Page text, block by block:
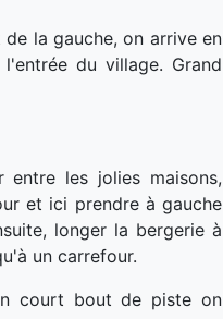
la gauche, on arrive en
du village. Grand
entre les jolies maisons,
et ici prendre à gauche
longer la bergerie à
un carrefour.
court bout de piste on